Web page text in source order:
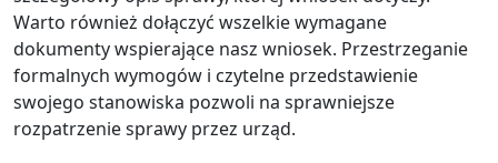
Warto również dołączyć wszelkie wymagane
dokumenty wspierające nasz wniosek. Przestrzeganie
formalnych wymogów i czytelne przedstawienie
swojego stanowiska pozwoli na sprawniejsze
rozpatrzenie sprawy przez urząd.